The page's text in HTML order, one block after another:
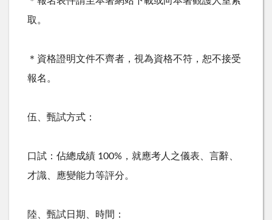
取。
＊資格證明文件不齊者，視為資格不符，恕不接受
報名。
伍、甄試方式：
口試：佔總成績 100% ，就應考人之儀表、言辭、
才識、應變能力等評分。
陸、甄試日期、時間：